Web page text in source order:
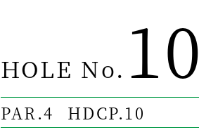
HOLE No. 10
PAR.4 HDCP.10